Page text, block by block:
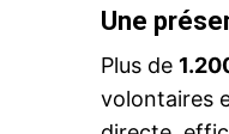
Une
Plus de
volontaires